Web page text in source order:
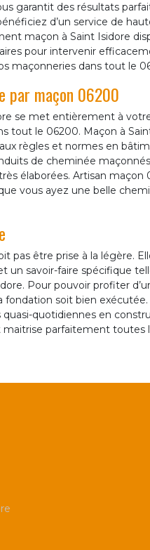
garantit des résultats
d’un service de
maçon à Saint Isidore
pour intervenir
maçonneries dans tout le
par maçon 06200
se met entièrement à
le 06200. Maçon à
règles et normes en
de cheminée
élaborées. Artisan maçon
vous ayez une belle
pas être prise à la légère.
savoir-faire spécifique
Pour pouvoir profiter
soit bien
quotidiennes en
parfaitement toutes